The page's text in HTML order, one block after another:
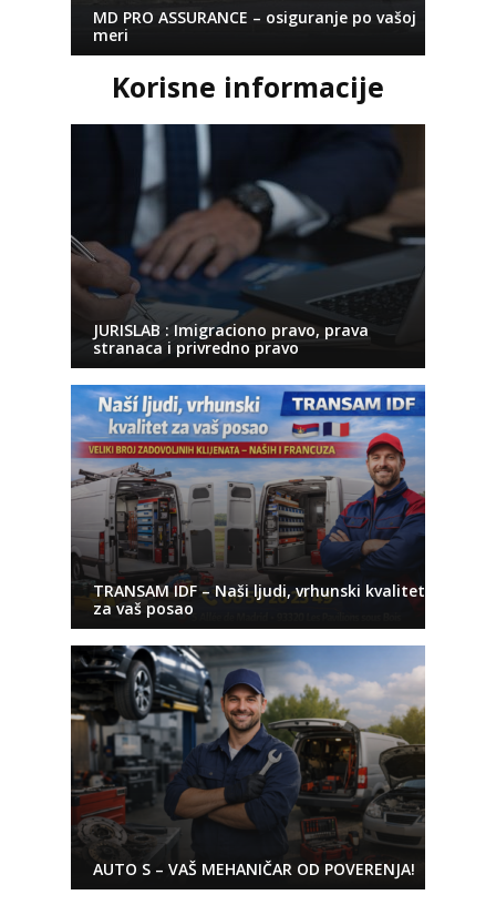
MD PRO ASSURANCE – osiguranje po vašoj
meri
Korisne informacije
JURISLAB : Imigraciono pravo, prava
stranaca i privredno pravo
TRANSAM IDF – Naši ljudi, vrhunski kvalitet
za vaš posao
AUTO S – VAŠ MEHANIČAR OD POVERENJA!